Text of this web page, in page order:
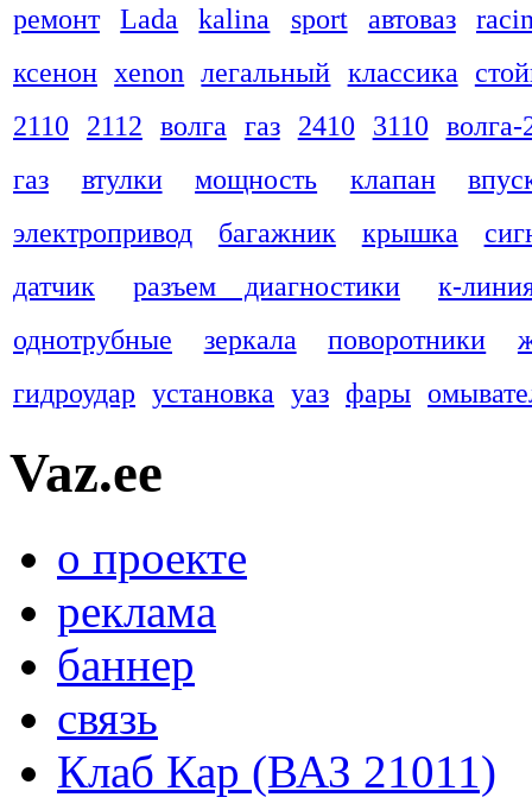
ремонт
Lada kalina sport автоваз
ксенон xenon легальный классика
2110
2112 волга газ 2410 3110 волга-
газ
втулки мощность клапан
электропривод
багажник крышка
датчик
разъем диагностики
к-
однотрубные
зеркала поворотники
гидроудар установка уаз фары
Vaz.ee
о проекте
реклама
баннер
связь
Клаб Кар (ВАЗ 21011)